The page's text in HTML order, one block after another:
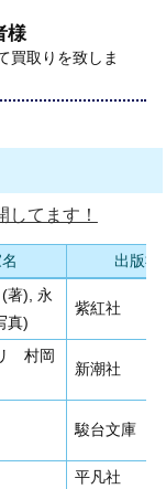
様
買取りを致しま
てます！
出版社
著), 永
真)
紫紅社
村岡
新潮社
駿台文庫
平凡社